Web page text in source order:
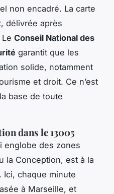
non encadré. La carte
délivrée après
Conseil National des
garantit que les
solide, notamment
et droit. Ce n’est
base de toute
dans le 13005
englobe des zones
la Conception, est à la
chaque minute
à Marseille, et